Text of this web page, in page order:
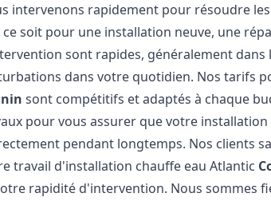
intervenons rapidement pour résoudre
ce soit pour une installation neuve, une
sont rapides, généralement dans
dans votre quotidien. Nos tarifs
sont compétitifs et adaptés à chaque
pour vous assurer que votre
pendant longtemps. Nos clients
travail d'installation chauffe eau Atlantic
rapidité d'intervention. Nous sommes